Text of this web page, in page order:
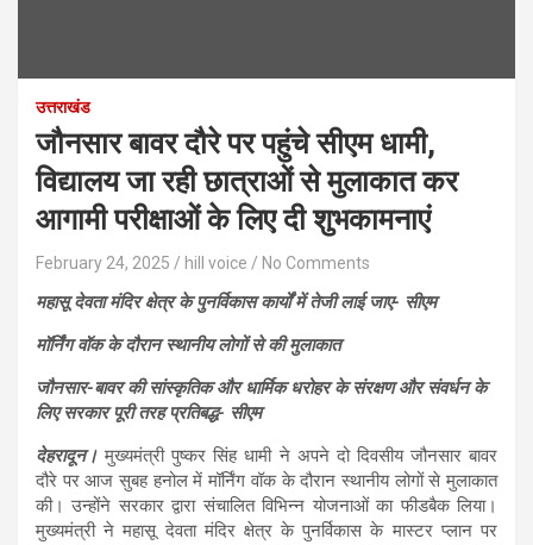
उत्तराखंड
जौनसार बावर दौरे पर पहुंचे सीएम धामी,
विद्यालय जा रही छात्राओं से मुलाकात कर
आगामी परीक्षाओं के लिए दी शुभकामनाएं
February 24, 2025 hill voice No Comments
महासू देवता मंदिर क्षेत्र के पुनर्विकास कार्यों में तेजी लाई जाए- सीएम
मॉर्निंग वॉक के दौरान स्थानीय लोगों से की मुलाकात
जौनसार-बावर की सांस्कृतिक और धार्मिक धरोहर के संरक्षण और संवर्धन के
लिए सरकार पूरी तरह प्रतिबद्ध- सीएम
देहरादून। मुख्यमंत्री पुष्कर सिंह धामी ने अपने दो दिवसीय जौनसार बावर
दौरे पर आज सुबह हनोल में मॉर्निंग वॉक के दौरान स्थानीय लोगों से मुलाकात
की। उन्होंने सरकार द्वारा संचालित विभिन्न योजनाओं का फीडबैक लिया।
मुख्यमंत्री ने महासू देवता मंदिर क्षेत्र के पुनर्विकास के मास्टर प्लान पर